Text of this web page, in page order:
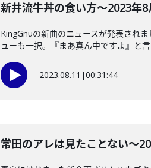
新井流牛丼の食い方～2023年8
KingGnuの新曲のニュースが発表され
ューも一択。『まあ真ん中ですよ』と
2023.08.11 |00:31:44
常田のアレは見たことない～